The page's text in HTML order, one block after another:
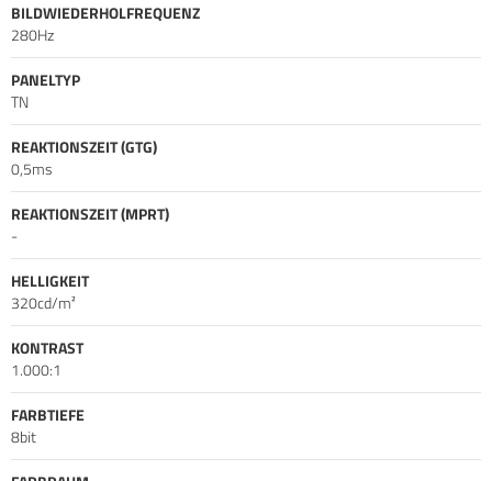
BILDWIEDERHOLFREQUENZ
280Hz
PANELTYP
TN
REAKTIONSZEIT (GTG)
0,5ms
REAKTIONSZEIT (MPRT)
-
HELLIGKEIT
320cd/m²
KONTRAST
1.000:1
FARBTIEFE
8bit